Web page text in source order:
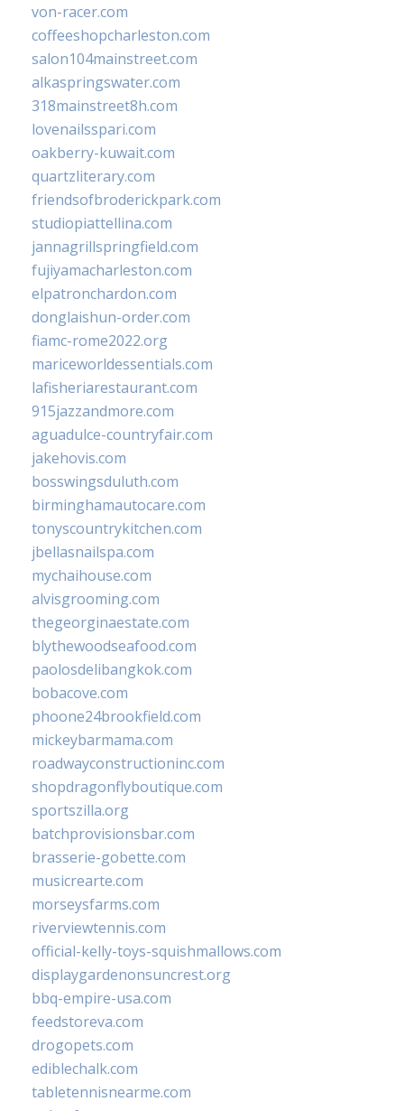
von-racer.com
coffeeshopcharleston.com
salon104mainstreet.com
alkaspringswater.com
318mainstreet8h.com
lovenailsspari.com
oakberry-kuwait.com
quartzliterary.com
friendsofbroderickpark.com
studiopiattellina.com
jannagrillspringfield.com
fujiyamacharleston.com
elpatronchardon.com
donglaishun-order.com
fiamc-rome2022.org
mariceworldessentials.com
lafisheriarestaurant.com
915jazzandmore.com
aguadulce-countryfair.com
jakehovis.com
bosswingsduluth.com
birminghamautocare.com
tonyscountrykitchen.com
jbellasnailspa.com
mychaihouse.com
alvisgrooming.com
thegeorginaestate.com
blythewoodseafood.com
paolosdelibangkok.com
bobacove.com
phoone24brookfield.com
mickeybarmama.com
roadwayconstructioninc.com
shopdragonflyboutique.com
sportszilla.org
batchprovisionsbar.com
brasserie-gobette.com
musicrearte.com
morseysfarms.com
riverviewtennis.com
official-kelly-toys-squishmallows.com
displaygardenonsuncrest.org
bbq-empire-usa.com
feedstoreva.com
drogopets.com
ediblechalk.com
tabletennisnearme.com